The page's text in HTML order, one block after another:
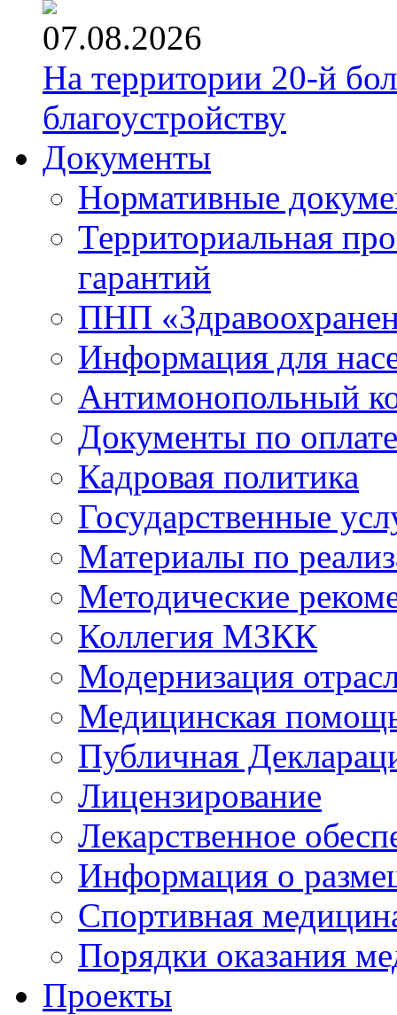
07.08.2026
На территории 20-й
благоустройству
Документы
Нормативные
Территориальная
гарантий
ПНП
Информация для
Антимонопольный
Документы по
Кадровая политика
Государственные
Материалы по
Методические
Коллегия МЗКК
Модернизация
Медицинская
Публичная
Лицензирование
Лекарственное
Информация о
Спортивная
Порядки оказания
Проекты